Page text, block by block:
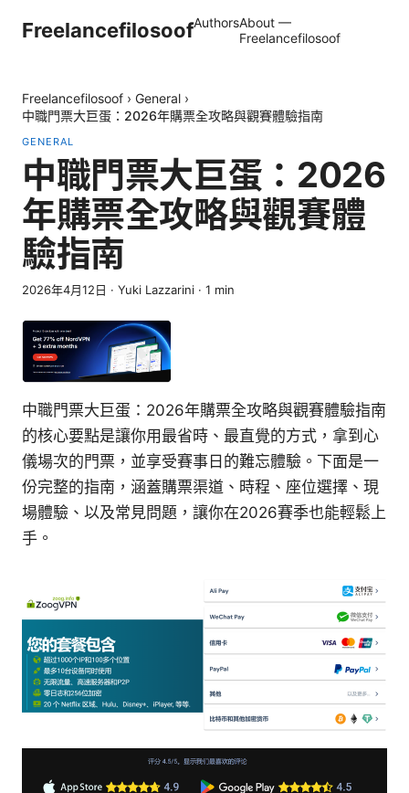
FreelancefilosoofAuthorsAbout —
Freelancefilosoof
Freelancefilosoof › General ›
中職門票大巨蛋：2026年購票全攻略與觀賽體驗指南
GENERAL
中職門票大巨蛋：2026
年購票全攻略與觀賽體
驗指南
2026年4月12日 · Yuki Lazzarini · 1 min
中職門票大巨蛋：2026年購票全攻略與觀賽體驗指南
的核心要點是讓你用最省時、最直覺的方式，拿到心
儀場次的門票，並享受賽事日的難忘體驗。下面是一
份完整的指南，涵蓋購票渠道、時程、座位選擇、現
場體驗、以及常見問題，讓你在2026賽季也能輕鬆上
手。